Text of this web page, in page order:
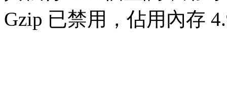
Gzip 已禁用，佔用內存